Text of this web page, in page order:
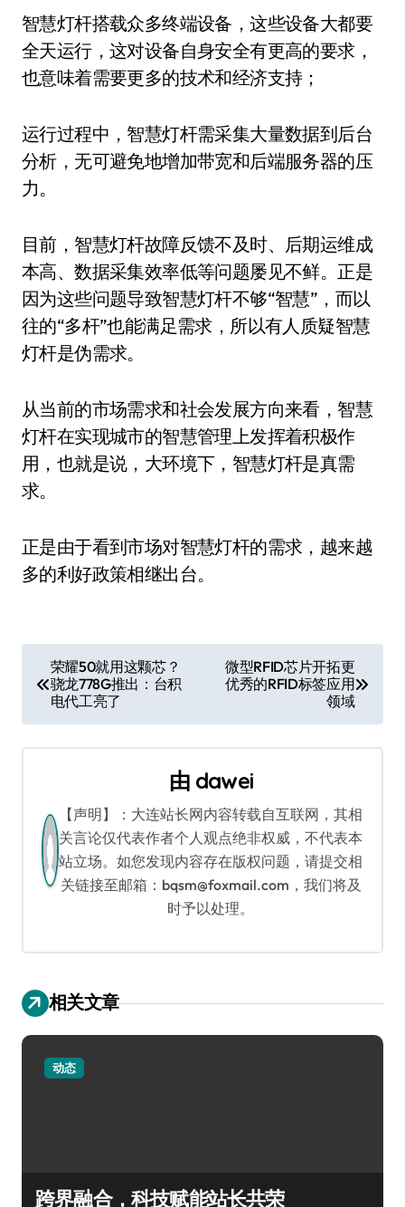
智慧灯杆搭载众多终端设备，这些设备大都要
全天运行，这对设备自身安全有更高的要求，
也意味着需要更多的技术和经济支持；
运行过程中，智慧灯杆需采集大量数据到后台
分析，无可避免地增加带宽和后端服务器的压
力。
目前，智慧灯杆故障反馈不及时、后期运维成
本高、数据采集效率低等问题屡见不鲜。正是
因为这些问题导致智慧灯杆不够“智慧”，而以
往的“多杆”也能满足需求，所以有人质疑智慧
灯杆是伪需求。
从当前的市场需求和社会发展方向来看，智慧
灯杆在实现城市的智慧管理上发挥着积极作
用，也就是说，大环境下，智慧灯杆是真需
求。
正是由于看到市场对智慧灯杆的需求，越来越
多的利好政策相继出台。
章
导
荣耀50就用这颗芯？
骁龙778G推出：台积
电代工亮了
微型RFID芯片开拓更
优秀的RFID标签应用
领域
由 dawei
【声明】：大连站长网内容转载自互联网，其相
关言论仅代表作者个人观点绝非权威，不代表本
站立场。如您发现内容存在版权问题，请提交相
关链接至邮箱：bqsm@foxmail.com，我们将及
时予以处理。
相关文章
动态
跨界融合，科技赋能站长共荣